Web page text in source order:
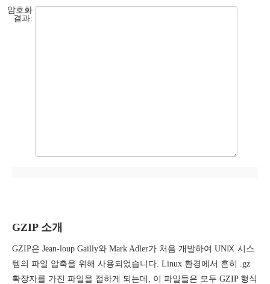
암호화
결과:
GZIP 소개
GZIP은 Jean-loup Gailly와 Mark Adler가 처음 개발하여 UNⅨ 시스
템의 파일 압축을 위해 사용되었습니다. Linux 환경에서 흔히 .gz
확장자를 가진 파일을 접하게 되는데, 이 파일들은 모두 GZIP 형식